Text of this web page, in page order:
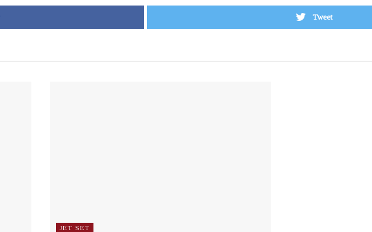
Tweet
JET SET